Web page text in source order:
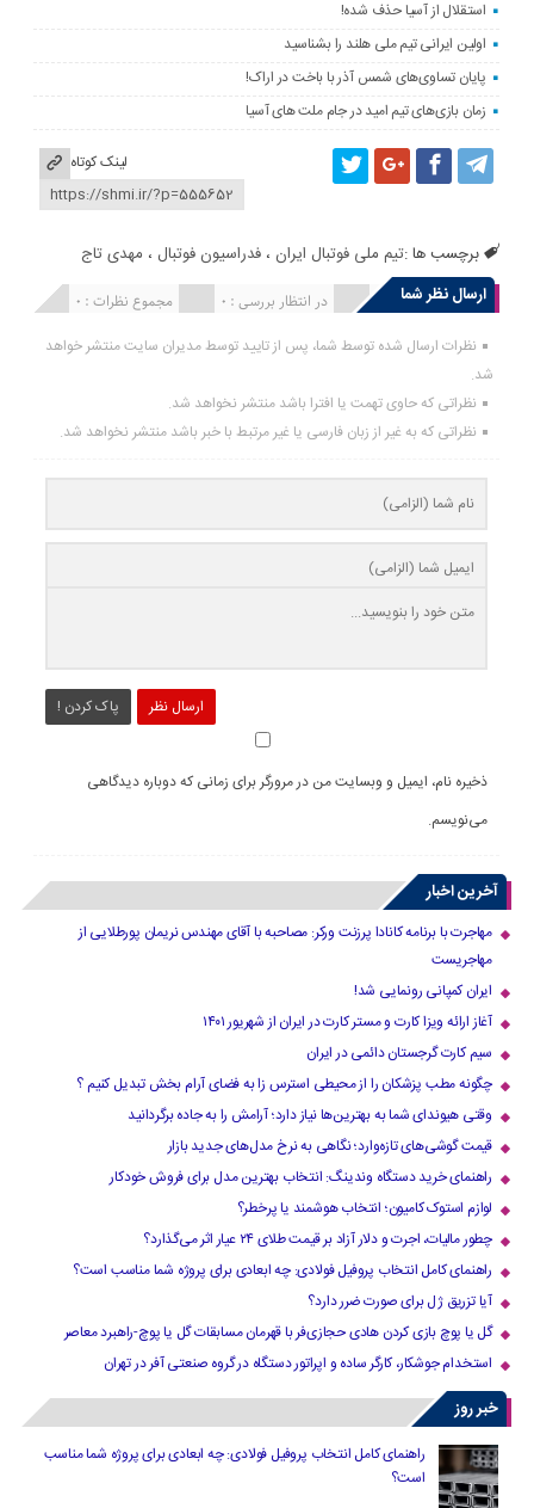
استقلال از آسیا حذف شده!
اولین ایرانی تیم ملی هلند را بشناسید
پایان تساوی‌های شمس آذر با باخت در اراک!
زمان بازی‌های تیم امید در جام ملت های آسیا
لینک کوتاه
برچسب ها :تیم ملی فوتبال ایران ،فدراسیون فوتبال ، مهدی تاج
ارسال نظر شما
مجموع نظرات : 0 در انتظار بررسی : 0 انتشار یافته : 0
نظرات ارسال شده توسط شما، پس از تایید توسط مدیران سایت منتشر خواهد
شد.
نظراتی که حاوی تهمت یا افترا باشد منتشر نخواهد شد.
نظراتی که به غیر از زبان فارسی یا غیر مرتبط با خبر باشد منتشر نخواهد شد.
ارسال نظر پاک کردن !
ذخیره نام، ایمیل و وبسایت من در مرورگر برای زمانی که دوباره دیدگاهی
می‌نویسم.
آخرین اخبار
مهاجرت با برنامه کانادا پرزنت ورکر: مصاحبه با آقای مهندس نریمان پورطلایی از
مهاجریست
ایران کمپانی رونمایی شد!
آغاز ارائه ویزا کارت و مستر کارت در ایران از شهریور ۱۴۰۱
سیم کارت گرجستان دائمی در ایران
چگونه مطب پزشکان را از محیطی استرس زا به فضای آرام بخش تبدیل کنیم ؟
وقتی هیوندای شما به بهترین‌ها نیاز دارد؛ آرامش را به جاده برگردانید
قیمت گوشی‌های تازه‌وارد؛ نگاهی به نرخ مدل‌های جدید بازار
راهنمای خرید دستگاه وندینگ: انتخاب بهترین مدل برای فروش خودکار
لوازم استوک کامیون؛ انتخاب هوشمند یا پرخطر؟
چطور مالیات، اجرت و دلار آزاد بر قیمت طلای ۲۴ عیار اثر می‌گذارد؟
راهنمای کامل انتخاب پروفیل فولادی: چه ابعادی برای پروژه شما مناسب است؟
آیا تزریق ژل برای صورت ضرر دارد​؟
گل یا پوچ بازی کردن هادی حجازی‌فر با قهرمان مسابقات گل یا پوچ-راهبرد معاصر
استخدام جوشکار، کارگر ساده و اپراتور دستگاه در گروه صنعتی آفر در تهران
خبر روز
راهنمای کامل انتخاب پروفیل فولادی: چه ابعادی برای پروژه شما مناسب
است؟